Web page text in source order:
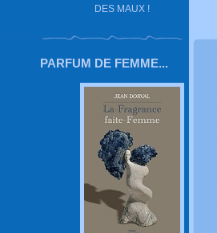
DES MAUX !
PARFUM DE FEMME...